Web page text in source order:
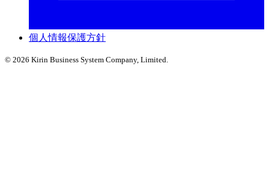
個人情報保護方針
© 2026 Kirin Business System Company, Limited.